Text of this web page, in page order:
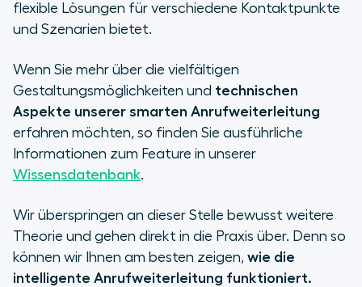
flexible Lösungen für verschiedene Kontaktpunkte
und Szenarien bietet.
Wenn Sie mehr über die vielfältigen
Gestaltungsmöglichkeiten und technischen
Aspekte unserer smarten Anrufweiterleitung
erfahren möchten, so finden Sie ausführliche
Informationen zum Feature in unserer
Wissensdatenbank.
Wir überspringen an dieser Stelle bewusst weitere
Theorie und gehen direkt in die Praxis über. Denn so
können wir Ihnen am besten zeigen, wie die
intelligente Anrufweiterleitung funktioniert.